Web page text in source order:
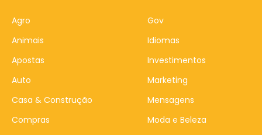
Agro
Animais
Apostas
Auto
Casa & Construção
Compras
Gov
Idiomas
Investimentos
Marketing
Mensagens
Moda e Beleza